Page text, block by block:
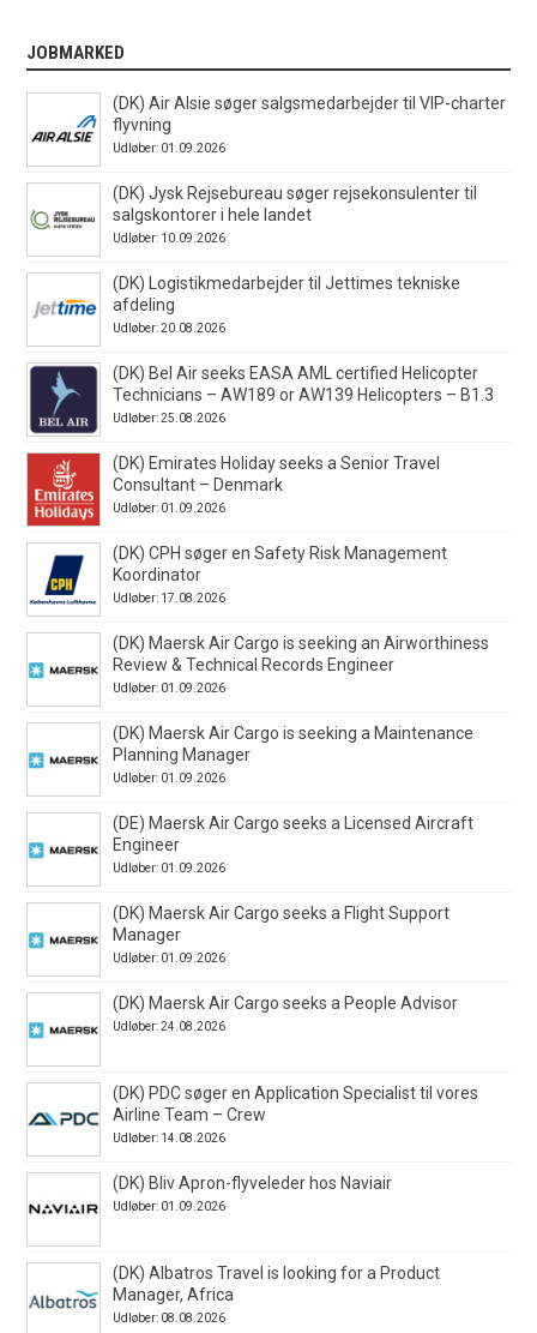
JOBMARKED
(DK) Air Alsie søger salgsmedarbejder til VIP-charter
flyvning
Udløber: 01.09.2026
(DK) Jysk Rejsebureau søger rejsekonsulenter til
salgskontorer i hele landet
Udløber: 10.09.2026
(DK) Logistikmedarbejder til Jettimes tekniske
afdeling
Udløber: 20.08.2026
(DK) Bel Air seeks EASA AML certified Helicopter
Technicians – AW189 or AW139 Helicopters – B1.3
Udløber: 25.08.2026
(DK) Emirates Holiday seeks a Senior Travel
Consultant – Denmark
Udløber: 01.09.2026
(DK) CPH søger en Safety Risk Management
Koordinator
Udløber: 17.08.2026
(DK) Maersk Air Cargo is seeking an Airworthiness
Review & Technical Records Engineer
Udløber: 01.09.2026
(DK) Maersk Air Cargo is seeking a Maintenance
Planning Manager
Udløber: 01.09.2026
(DE) Maersk Air Cargo seeks a Licensed Aircraft
Engineer
Udløber: 01.09.2026
(DK) Maersk Air Cargo seeks a Flight Support
Manager
Udløber: 01.09.2026
(DK) Maersk Air Cargo seeks a People Advisor
Udløber: 24.08.2026
(DK) PDC søger en Application Specialist til vores
Airline Team – Crew
Udløber: 14.08.2026
(DK) Bliv Apron-flyveleder hos Naviair
Udløber: 01.09.2026
(DK) Albatros Travel is looking for a Product
Manager, Africa
Udløber: 08.08.2026